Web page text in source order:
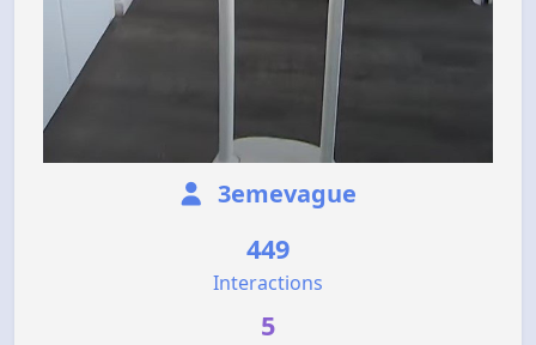
3emevague
449
Interactions
5